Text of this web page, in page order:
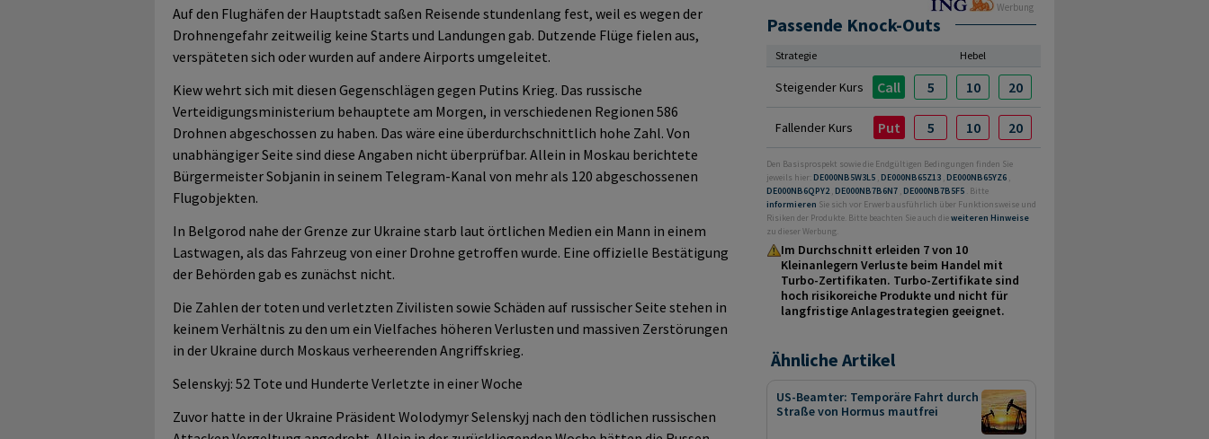
Auf den Flughäfen der Hauptstadt saßen Reisende stundenlang fest, weil es wegen der
Drohnengefahr zeitweilig keine Starts und Landungen gab. Dutzende Flüge fielen aus,
verspäteten sich oder wurden auf andere Airports umgeleitet.
Kiew wehrt sich mit diesen Gegenschlägen gegen Putins Krieg. Das russische
Verteidigungsministerium behauptete am Morgen, in verschiedenen Regionen 586
Drohnen abgeschossen zu haben. Das wäre eine überdurchschnittlich hohe Zahl. Von
unabhängiger Seite sind diese Angaben nicht überprüfbar. Allein in Moskau berichtete
Bürgermeister Sobjanin in seinem Telegram-Kanal von mehr als 120 abgeschossenen
Flugobjekten.
In Belgorod nahe der Grenze zur Ukraine starb laut örtlichen Medien ein Mann in einem
Lastwagen, als das Fahrzeug von einer Drohne getroffen wurde. Eine offizielle Bestätigung
der Behörden gab es zunächst nicht.
Die Zahlen der toten und verletzten Zivilisten sowie Schäden auf russischer Seite stehen in
keinem Verhältnis zu den um ein Vielfaches höheren Verlusten und massiven Zerstörungen
in der Ukraine durch Moskaus verheerenden Angriffskrieg.
Selenskyj: 52 Tote und Hunderte Verletzte in einer Woche
Zuvor hatte in der Ukraine Präsident Wolodymyr Selenskyj nach den tödlichen russischen
Werbung
Passende Knock-Outs
Strategie Hebel
Steigender Kurs Call 5 10 20
Fallender Kurs Put 5 10 20
Den Basisprospekt sowie die Endgültigen Bedingungen finden Sie
jeweils hier: DE000NB5W3L5 ,DE000NB65Z13 ,DE000NB65YZ6 ,
DE000NB6QPY2,DE000NB7B6N7 ,DE000NB7B5F5 . Bitte
informieren Sie sich vor Erwerb ausführlich über Funktionsweise und
Risiken der Produkte. Bitte beachten Sie auch dieweiteren Hinweise
zu dieser Werbung.
Im Durchschnitt erleiden 7 von 10
Kleinanlegern Verluste beim Handel mit
Turbo-Zertifikaten. Turbo-Zertifikate sind
hoch risikoreiche Produkte und nicht für
langfristige Anlage­strategien geeignet.
Ähnliche Artikel
US-Beamter: Temporäre Fahrt durch
Straße von Hormus mautfrei